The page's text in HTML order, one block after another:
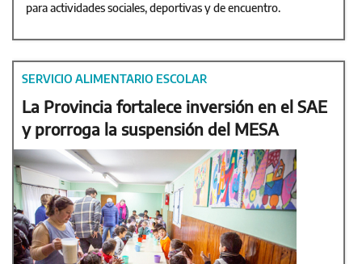
para actividades sociales, deportivas y de encuentro.
SERVICIO ALIMENTARIO ESCOLAR
La Provincia fortalece inversión en el SAE
y prorroga la suspensión del MESA